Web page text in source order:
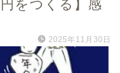
をつくる】感
2025年11月30日